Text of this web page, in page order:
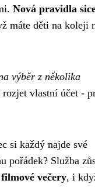
Nová pravidla
máte děti na koleji
výběr z několika
vlastní účet -
si každý najde své
pořádek? Služba
večery, i